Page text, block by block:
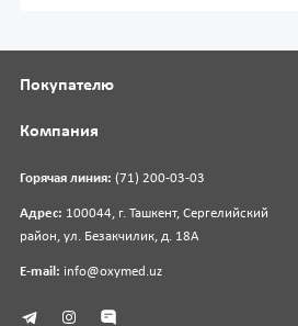
Горячая линия: (71) 200-03-03
Адрес: 100044, г. Ташкент, Сергелийский
район, ул. Безакчилик, д. 18А
E-mail: info@oxymed.uz
Покупателю
Компания